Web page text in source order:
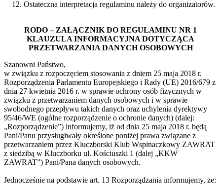
Ostateczna interpretacja regulaminu należy do organizatorów.
RODO – ZAŁĄCZNIK DO REGULAMINU NR 1
KLAUZULA INFORMACYJNA DOTYCZĄCA
PRZETWARZANIA DANYCH OSOBOWYCH
Szanowni Państwo,
w związku z rozpoczęciem stosowania z dniem 25 maja 2018 r.
Rozporządzenia Parlamentu Europejskiego i Rady (UE) 2016/679 z
dnia 27 kwietnia 2016 r. w sprawie ochrony osób fizycznych w
związku z przetwarzaniem danych osobowych i w sprawie
swobodnego przepływu takich danych oraz uchylenia dyrektywy
95/46/WE (ogólne rozporządzenie o ochronie danych) (dalej:
„Rozporządzenie”) informujemy, iż od dnia 25 maja 2018 r. będą
Pani/Panu przysługiwały określone poniżej prawa związane z
przetwarzaniem przez Kluczborski Klub Wspinaczkowy ZAWRAT
z siedzibą w Kluczborku ul. Kościuszki 1 (dalej „KKW
ZAWRAT”) Pani/Pana danych osobowych.
Jednocześnie na podstawie art. 13 Rozporządzania informujemy, że: